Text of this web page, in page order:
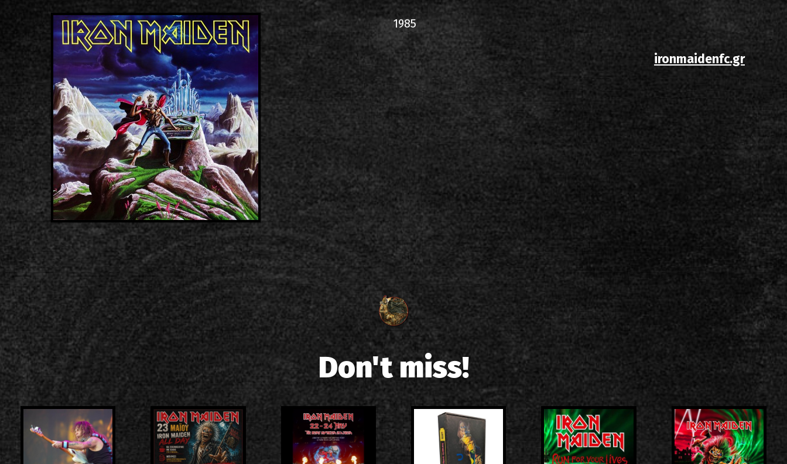
2000-11-10 Άγιος Κοσμάς
2005-06-21 Μαλακάσα
2008-08-02 Μαλακάσα
2011-06-17 Μαλακάσα
2018-07-20 Μαλακάσα
2022-07-16 Ολυμπιακό Στάδιο
Λίστα ηχογραφήσεων
1985
ironmaidenfc.gr
Don't miss!